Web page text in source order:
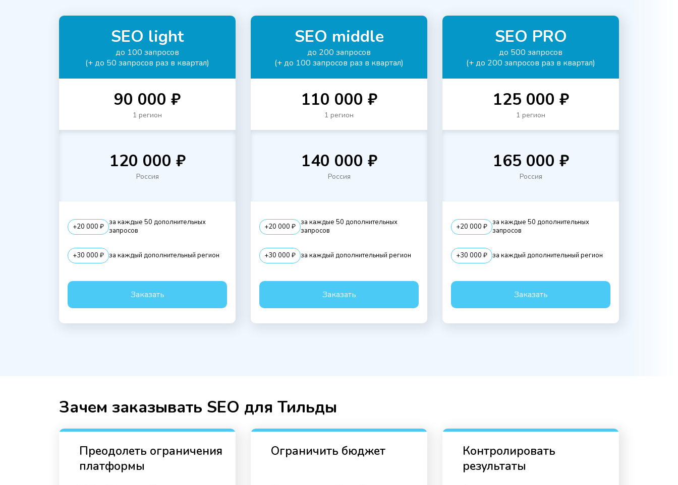
SEO light
до 100 запросов
(+ до 50 запросов раз в квартал)
90 000 ₽
1 регион
120 000 ₽
Россия
+20 000 ₽ за каждые 50 дополнительных
запросов
+30 000 ₽ за каждый дополнительный регион
Заказать
SEO middle
до 200 запросов
(+ до 100 запросов раз в квартал)
110 000 ₽
1 регион
140 000 ₽
Россия
+20 000 ₽ за каждые 50 дополнительных
запросов
+30 000 ₽ за каждый дополнительный регион
Заказать
SEO PRO
до 500 запросов
(+ до 200 запросов раз в квартал)
125 000 ₽
1 регион
165 000 ₽
Россия
+20 000 ₽ за каждые 50 дополнительных
запросов
+30 000 ₽ за каждый дополнительный регион
Заказать
Зачем заказывать SEO для Тильды
Преодолеть ограничения
платформы
Ограничить бюджет
Контролировать
результаты